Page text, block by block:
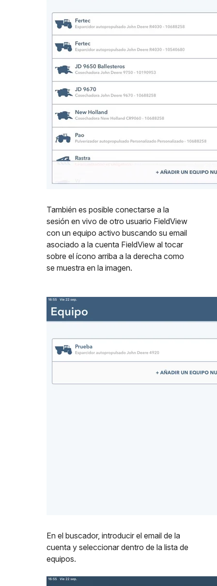
También es posible conectarse a la
sesión en vivo de otro usuario FieldView
con un equipo activo buscando su email
asociado a la cuenta FieldView al tocar
sobre el ícono arriba a la derecha como
se muestra en la imagen.
En el buscador, introducir el email de la
cuenta y seleccionar dentro de la lista de
equipos.